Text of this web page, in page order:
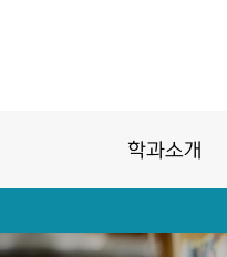
학과소개